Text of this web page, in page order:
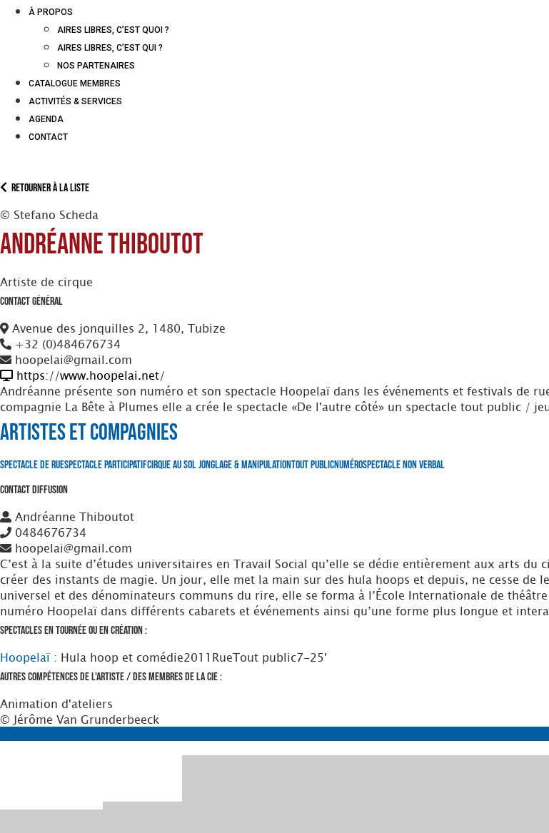
À PROPOS
AIRES LIBRES, C’EST QUOI ?
AIRES LIBRES, C’EST QUI ?
NOS PARTENAIRES
CATALOGUE MEMBRES
ACTIVITÉS & SERVICES
AGENDA
CONTACT
Retourner à la liste
© Stefano Scheda
Andréanne Thiboutot
Artiste de cirque
Contact Général
Avenue des jonquilles 2, 1480, Tubize
+32 (0)484676734
hoopelai@gmail.com
https://www.hoopelai.net/
Andréanne présente son numéro et son spectacle Hoopelaï dans les événements et festivals de
compagnie La Bête à Plumes elle a crée le spectacle «De l'autre côté» un spectacle tout public /
Artistes et Compagnies
Spectacle de RueSpectacle ParticipatifCirque au SolJonglage & ManipulationTout PublicNuméroSpectacle non verbal
Contact Diffusion
Andréanne Thiboutot
0484676734
hoopelai@gmail.com
C’est à la suite d’études universitaires en Travail Social qu’elle se dédie entièrement aux arts
créer des instants de magie. Un jour, elle met la main sur des hula hoops et depuis, ne cesse de
universel et des dénominateurs communs du rire, elle se forma à l’École Internationale de
numéro Hoopelaï dans différents cabarets et événements ainsi qu’une forme plus longue et
Spectacles en tournée ou en création :
Hoopelaï : Hula hoop et comédie2011 RueTout public7-25'
Autres compétences de l'artiste / des membres de la Cie :
Animation d'ateliers
© Jérôme Van Grunderbeeck